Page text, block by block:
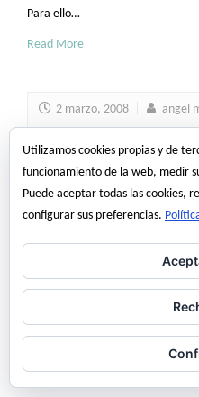
Para ello…
Read More
2 marzo, 2008 angel
Utilizamos cookies propias y de
funcionamiento de la web, medir
Puede aceptar todas las cookies,
configurar sus preferencias.